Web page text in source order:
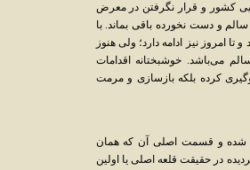
کشور و قرار نگرفتن در معرض
و دست نخورده باقی بماند. با
امروز نیز ادامه دارد؛ ولی هنوز
می‌باشد. خوشبختانه اقدامات
کرده بلکه بازسازی و مرمت
شده و قسمت اصلی آن که همان
در حقیقت قلعه اصلی یا اولین